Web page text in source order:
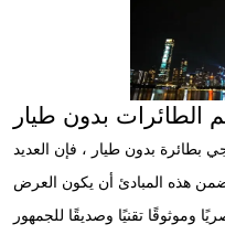
الطائرات بدون طيار
بدون طيار ، فإن العديد
هذه المبادئ أن يكون العرض